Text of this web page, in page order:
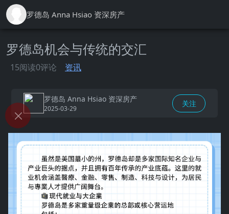
罗德岛 Anna Hsiao 资深房产
罗德岛机会与传统的交汇
15阅读0评论 资讯
罗德岛 Anna Hsiao 资深房产
2025-03-29
关注